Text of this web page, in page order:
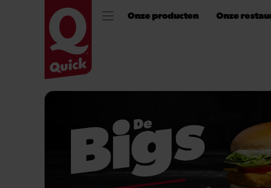
Onze producten Onze